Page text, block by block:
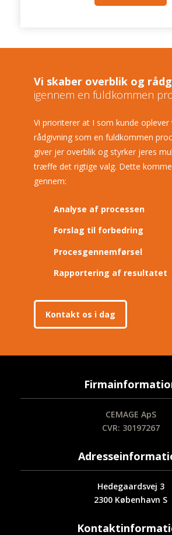
Vi skaber overblik og
​igennem en fuldkommen
Vi prioriterer at ​I som kunde oplever
rådgivning som en fuldkommen
giver jer overblik og styrker jeres
træffe det rigtige valg. Dette
gennem:
Analyse af processen
Forslag til forbedring
Procesgennemførsel
Rapportering af resultatet
Kontakt os i dag
CEMAGE ApS
CVR: 30197267
Hedegaardsvej 3
2300 København S